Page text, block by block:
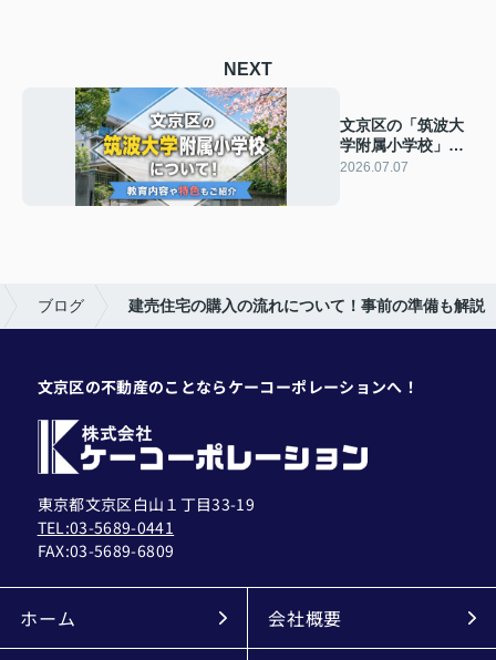
NEXT
文京区の「筑波大
学附属小学校」に
ついて！教育内容
2026.07.07
ブログ 建売住宅の購入の流れについて！事前の準備も解説
文京区の不動産のことならケーコーポレーションへ！
東京都文京区白山１丁目33-19
TEL:03-5689-0441
FAX:03-5689-6809
ホーム 会社概要